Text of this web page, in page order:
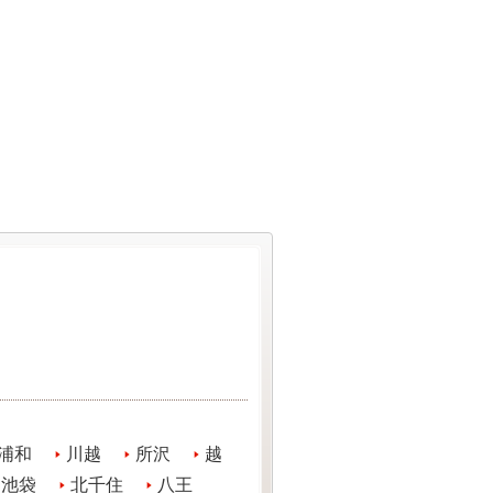
和 川越 所沢
越
池袋
北千住 八王